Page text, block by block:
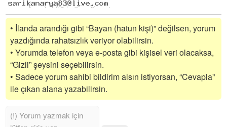
• İlanda arandığı gibi “Bayan (hatun kişi)” değilsen, yorum
yazdığında rahatsızlık veriyor olabilirsin.
• Yorumda telefon veya e-posta gibi kişisel veri olacaksa,
“Gizli” şeysini seçebilirsin.
• Sadece yorum sahibi bildirim alsın istiyorsan, “Cevapla”
ile çıkan alana yazabilirsin.